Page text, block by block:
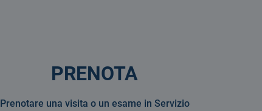
PRENOTA
Prenotare una visita o un esame in Servizio